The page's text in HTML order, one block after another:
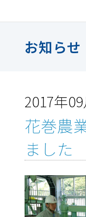
お知らせ
2017年
花巻農
ました